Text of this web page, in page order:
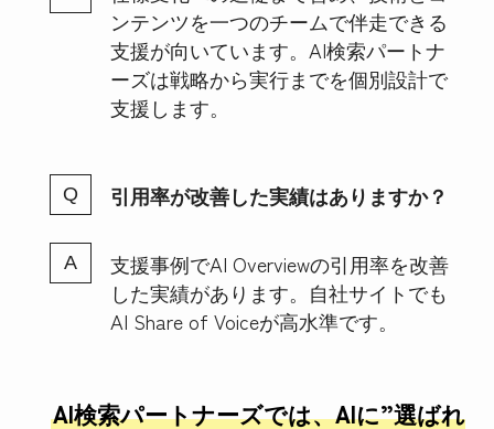
ンテンツを一つのチームで伴走できる
支援が向いています。AI検索パートナ
ーズは戦略から実行までを個別設計で
支援します。
引用率が改善した実績はありますか？
支援事例でAI Overviewの引用率を改善
した実績があります。自社サイトでも
AI Share of Voiceが高水準です。
AI検索パートナーズでは、AIに”選ばれ